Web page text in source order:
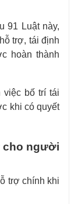
91 Luật này,
trợ, tái định
hoàn thành
việc bố trí tái
khi có quyết
cho người
trợ chính khi